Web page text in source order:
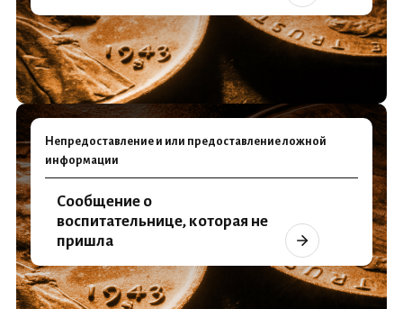
Непредоставление и или предоставление ложной
информации
Сообщение о
воспитательнице, которая не
пришла